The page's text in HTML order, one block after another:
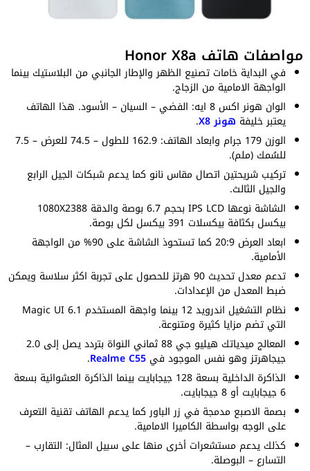
مواصفات هاتف Honor X8a
في البداية خامات تصنيع الظهر والإطار الجانبي من البلاستيك بينما
الواجهة الامامية من الزجاج.
الوان هونر اكس 8 ايه: الفضي – السيان – الأسود. هذا الهاتف
يعتبر خليفة هونر X8
.
الوزن 179 جرام وابعاد الهاتف: 162.9 للطول – 74.5 للعرض – 7.5
للسُمك (ملم).
تركيب شريحتين اتصال مقاس نانو كما يدعم شبكات الجيل الرابع
والجيل الثالث.
الشاشة نوعها IPS LCD بحجم 6.7 بوصة والدقة 1080X2388
بيكسل بكثافة بيكسلات 391 بيكسل لكل بوصة.
ابعاد العرض 20:9 كما تستحوذ الشاشة على 90% من الواجهة
الأمامية.
تدعم معدل تحديث 90 هرتز للحصول على تجربة اكثر سلاسة ويمكن
ضبط المعدل من الإعدادات.
نظام التشغيل اندرويد 12 بينما واجهة المستخدم Magic UI 6.1
التي تضم مزايا كثيرة ومتنوعة.
المعالج ميدياتك هيليو جي 88 ثماني النواة بتردد يصل إلى 2.0
جيجاهرتز وهو نفس الموجود في Realme C55
.
الذاكرة الداخلية بسعة 128 جيجابايت بينما الذاكرة العشوائية بسعة
6 جيجابايت أو 8 جيجابايت.
بصمة الاصبع مدمجة في زر الباور كما يدعم الهاتف تقنية التعرف
على الوجه بواسطة الكاميرا الامامية.
كذلك يدعم مستشعرات أخرى منها على سبيل المثال: التقارب –
التسارع – البوصلة.